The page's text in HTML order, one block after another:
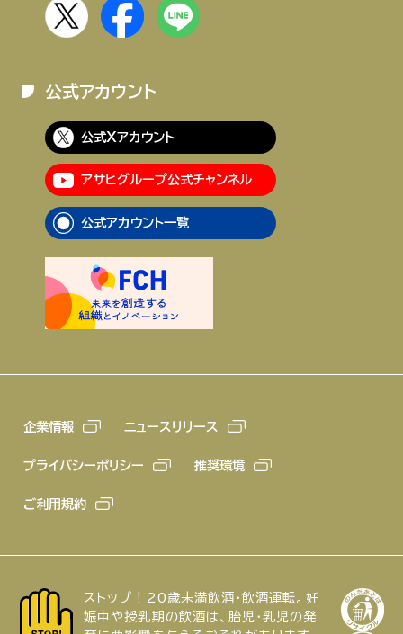
公式アカウント
公式Xアカウント
アサヒグループ公式チャンネル
公式アカウント一覧
企業情報 ニュースリリース
プライバシーポリシー 推奨環境
ご利用規約
ストップ！20歳未満飲酒・飲酒運転。妊
娠中や授乳期の飲酒は、胎児・乳児の発